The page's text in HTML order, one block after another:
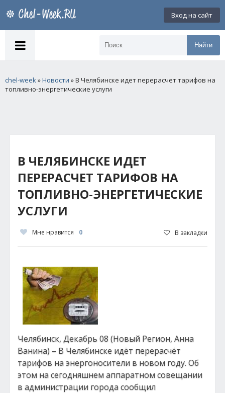
Вход на сайт
Найти
chel-week»Новости » В Челябинске идет перерасчет тарифов на
топливно-энергетические услуги
В ЧЕЛЯБИНСКЕ ИДЕТ
ПЕРЕРАСЧЕТ ТАРИФОВ НА
ТОПЛИВНО-ЭНЕРГЕТИЧЕСКИЕ
УСЛУГИ
Мне нравится 0 В закладки
Челябинск, Декабрь 08 (Новый Регион, Анна
Ванина) – В Челябинске идёт перерасчёт
тарифов на энергоносители в новом году. Об
этом на сегодняшнем аппаратном совещании
в администрации города сообщил